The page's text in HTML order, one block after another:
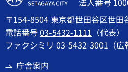
〒154-8504 東京都世田谷区世田
電話番号03-5432-1111 （代表）
ファクシミリ 03-5432-3001（広
庁舎案内